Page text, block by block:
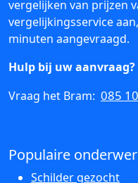
vergelijken van prijzen
vergelijkingsservice
minuten aangevraagd.
Hulp bij uw aanvraag?
Vraag het Bram: 085
Populaire
Schilder gezocht